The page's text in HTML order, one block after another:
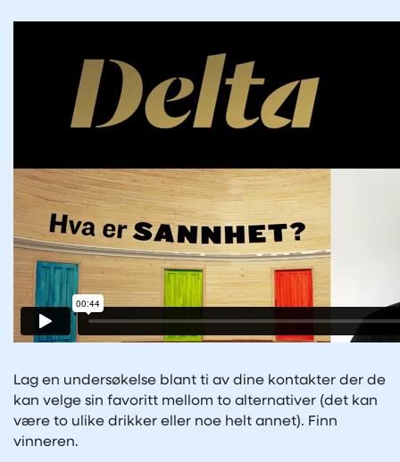
Lag en undersøkelse blant ti av dine kontakter der de
kan velge sin favoritt mellom to alternativer (det kan
være to ulike drikker eller noe helt annet). Finn
vinneren.